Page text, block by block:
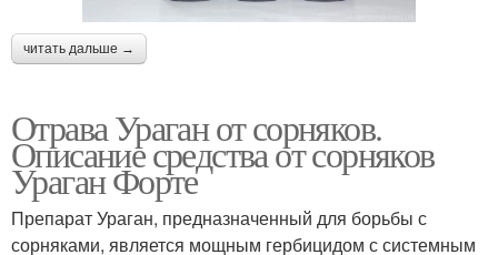
читать дальше →
Отрава Ураган от сорняков.
Описание средства от сорняков
Ураган Форте
Препарат Ураган, предназначенный для борьбы с
сорняками, является мощным гербицидом с системным